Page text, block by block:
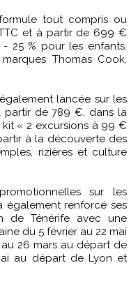
tout compris ou
et à partir de 699 €
25 % pour les enfants.
Thomas Cook,
lancée sur les
partir de 789 €, dans la
« 2 excursions à 99 €
à la découverte des
rizières et culture
sur les
également renforcé ses
de Ténérife avec une
du 5 février au 22 mai
26 mars au départ de
au départ de Lyon et